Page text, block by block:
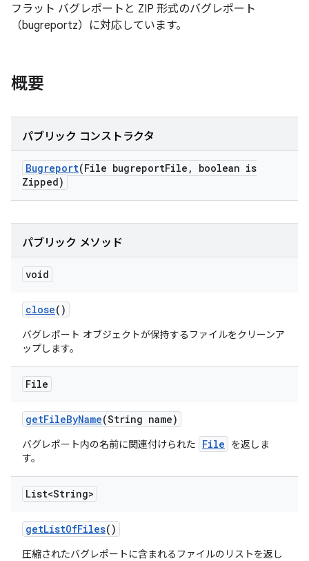
フラット バグレポートと ZIP 形式のバグレポート
（bugreportz）に対応しています。
概要
パブリック コンストラクタ
Bugreport(File bugreportFile ,
boolean is
Zipped)
パブリック メソッド
void
close()
バグレポート オブジェクトが保持するファイルをクリーンア
ップします。
File
getFileByName(String name)
バグレポート内の名前に関連付けられた File
を返しま
す。
List<String>
getListOfFiles()
圧縮されたバグレポートに含まれるファイルのリストを返し